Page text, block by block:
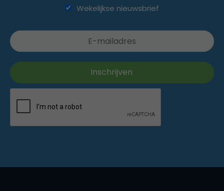
Wekelijkse nieuwsbrief